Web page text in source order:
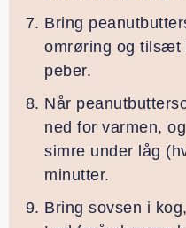
Bring
omrøring og tilsæt
peber.
Når
ned for varmen,
simre under låg
minutter.
Bring sovsen i